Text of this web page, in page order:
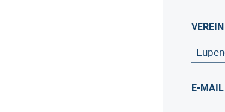
VEREIN
E-MAIL